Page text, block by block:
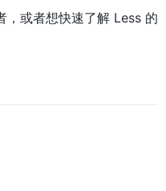
，或者想快速了解 Less 的